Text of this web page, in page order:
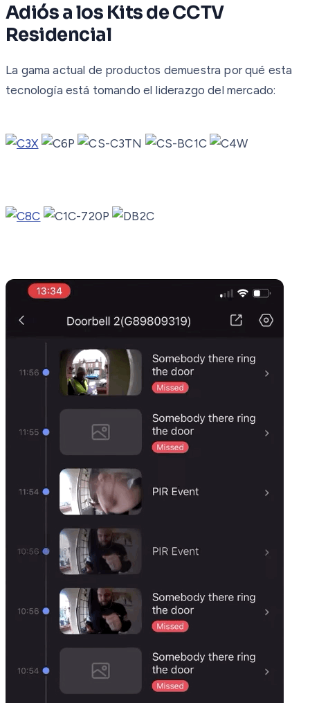
Adiós a los Kits de CCTV
Residencial
La gama actual de productos demuestra por qué esta
tecnología está tomando el liderazgo del mercado: